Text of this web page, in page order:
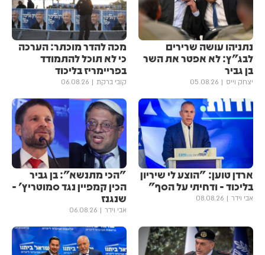
נתניהו עושה שרירים
לבג"ץ: לא אפטר את השר
בן גביר
יצחק וייס 05.08.26
מכה להדר מוכתר: הערכה
כי לא תוכל להתמודד
בפריימריז בליכוד
קובי ברקת 06.08.26
ארדן טוען: "הוצע לי שיריון
בליכוד - ודחיתי על הסף"
אבי וידר 08.08.26
"הכי מתנשא": בן גביר
הכין קמפיין נגד סמוטריץ' -
שנגנז
אבי וידר 06.08.26